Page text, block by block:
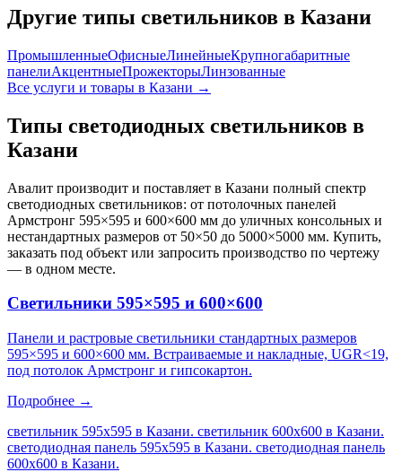
Другие типы светильников в Казани
ПромышленныеОфисныеЛинейныеКрупногабаритные
панелиАкцентныеПрожекторыЛинзованные
Все услуги и товары в Казани →
Типы светодиодных светильников в
Казани
Авалит производит и поставляет в Казани полный спектр
светодиодных светильников: от потолочных панелей
Армстронг 595×595 и 600×600 мм до уличных консольных и
нестандартных размеров от 50×50 до 5000×5000 мм. Купить,
заказать под объект или запросить производство по чертежу
— в одном месте.
Светильники 595×595 и 600×600
Панели и растровые светильники стандартных размеров
595×595 и 600×600 мм. Встраиваемые и накладные, UGR<19,
под потолок Армстронг и гипсокартон.
Подробнее →
светильник 595х595 в Казани. светильник 600х600 в Казани.
светодиодная панель 595х595 в Казани. светодиодная панель
600х600 в Казани.